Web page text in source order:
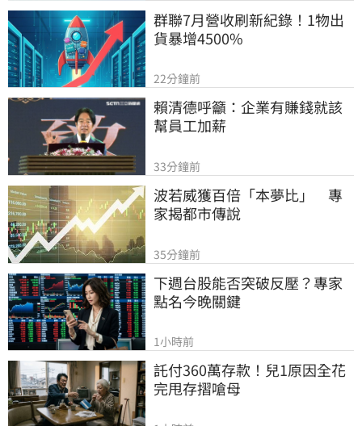
群聯7月營收刷新紀錄！1物出
貨暴增4500%
22分鐘前
賴清德呼籲：企業有賺錢就該
幫員工加薪
33分鐘前
波若威獲百倍「本夢比」　專
家揭都市傳說
35分鐘前
下週台股能否突破反壓？專家
點名今晚關鍵
1小時前
託付360萬存款！兒1原因全花
完甩存摺嗆母